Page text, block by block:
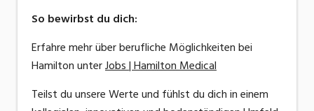
So bewirbst du dich:
Erfahre mehr über berufliche Möglichkeiten bei
Hamilton unterJobs | Hamilton Medical
Teilst du unsere Werte und fühlst du dich in einem